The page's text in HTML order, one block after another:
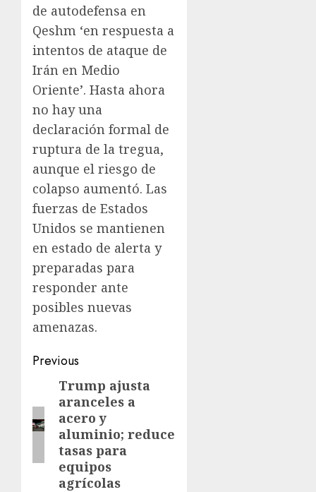
de autodefensa en
Qeshm ‘en respuesta a
intentos de ataque de
Irán en Medio
Oriente’. Hasta ahora
no hay una
declaración formal de
ruptura de la tregua,
aunque el riesgo de
colapso aumentó. Las
fuerzas de Estados
Unidos se mantienen
en estado de alerta y
preparadas para
responder ante
posibles nuevas
amenazas.
Previous
Trump ajusta
aranceles a
acero y
aluminio; reduce
tasas para
equipos
agrícolas